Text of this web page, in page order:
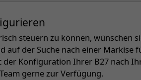
steuern zu können, wünschen
auf der Suche nach einer Markise
der Konfiguration Ihrer B27 nach
gerne zur Verfügung.